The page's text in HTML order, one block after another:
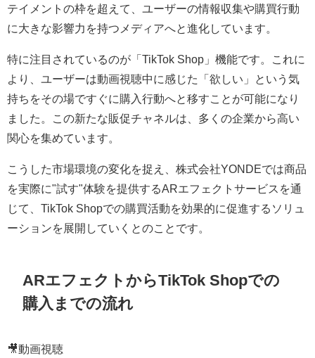
テイメントの枠を超えて、ユーザーの情報収集や購買行動
に大きな影響力を持つメディアへと進化しています。
特に注目されているのが「TikTok Shop」機能です。これに
より、ユーザーは動画視聴中に感じた「欲しい」という気
持ちをその場ですぐに購入行動へと移すことが可能になり
ました。この新たな販促チャネルは、多くの企業から高い
関心を集めています。
こうした市場環境の変化を捉え、株式会社YONDEでは商品
を実際に"試す"体験を提供するARエフェクトサービスを通
じて、TikTok Shopでの購買活動を効果的に促進するソリュ
ーションを展開していくとのことです。
ARエフェクトからTikTok Shopでの
購入までの流れ
🎥動画視聴